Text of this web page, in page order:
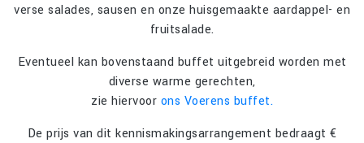
verse salades, sausen en onze huisgemaakte aardappel- en
fruitsalade.
Eventueel kan bovenstaand buffet uitgebreid worden met
diverse warme gerechten,
zie hiervoor ons Voerens buffet.
De prijs van dit kennismakingsarrangement bedraagt €